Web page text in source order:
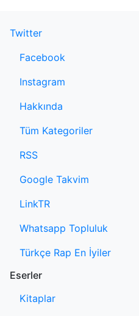
Twitter
Facebook
Instagram
Hakkında
Tüm Kategoriler
RSS
Google Takvim
LinkTR
Whatsapp Topluluk
Türkçe Rap En İyiler
Eserler
Kitaplar